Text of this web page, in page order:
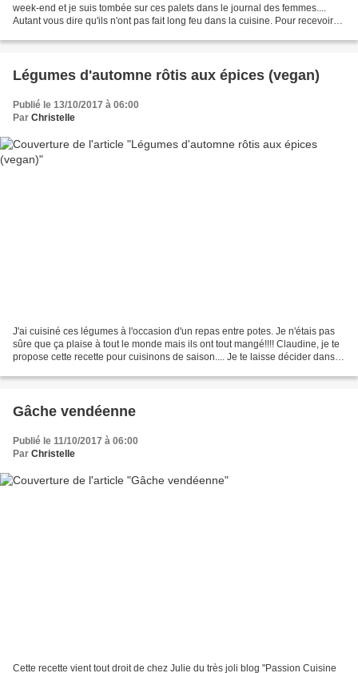
week-end et je suis tombée sur ces palets dans le journal des femmes....
Autant vous dire qu'ils n'ont pas fait long feu dans la cuisine. Pour recevoir
Légumes d'automne rôtis aux épices (vegan)
Publié le 13/10/2017 à 06:00
Par Christelle
J'ai cuisiné ces légumes à l'occasion d'un repas entre potes. Je n'étais pas
sûre que ça plaise à tout le monde mais ils ont tout mangé!!!! Claudine, je te
propose cette recette pour cuisinons de saison.... Je te laisse décider dans
Gâche vendéenne
Publié le 11/10/2017 à 06:00
Par Christelle
Cette recette vient tout droit de chez Julie du très joli blog "Passion Cuisine